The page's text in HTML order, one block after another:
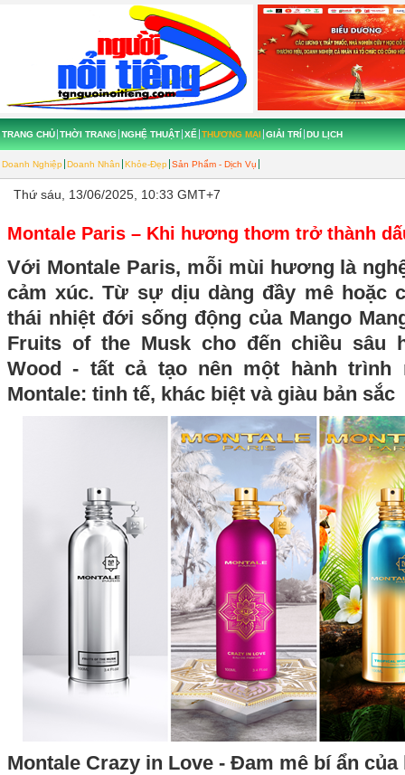
TRANG CHỦ THỜI TRANG NGHỆ THUẬT XẾ THƯƠNG MẠI
Doanh Nghiệp Doanh Nhân Khỏe-Đẹp Sản Phẩm - Dịch Vụ
GIẢI TRÍ DU LỊCH
Thứ sáu, 13/06/2025, 10:33 GMT+7
Montale Paris – Khi hương thơm trở thành
Với Montale Paris, mỗi mùi hương là
cảm xúc. Từ sự dịu dàng đầy mê hoặc
thái nhiệt đới sống động của Mango
Fruits of the Musk cho đến chiều sâu
Wood - tất cả tạo nên một hành trình
Montale: tinh tế, khác biệt và giàu bản sắc
Montale Crazy in Love - Đam mê bí ẩn